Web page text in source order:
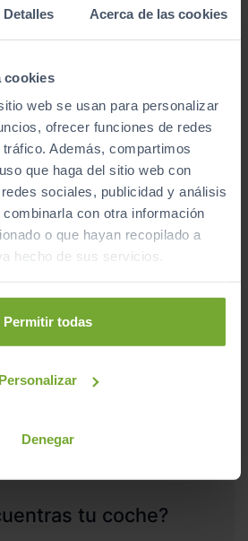
Detalles Acerca de las cookies
cookies
web se usan para personalizar
ofrecer funciones de redes
Además, compartimos
que haga del sitio web con
sociales, publicidad y análisis
con otra información
o que hayan recopilado a
hecho de sus servicios.
Permitir todas
Personalizar
Denegar
- 3.000€
CLASE A
21.990
18.990
tu coche?